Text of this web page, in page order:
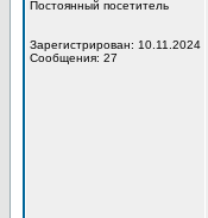
Постоянный посетитель
Зарегистрирован: 10.11.2024
Сообщения: 27